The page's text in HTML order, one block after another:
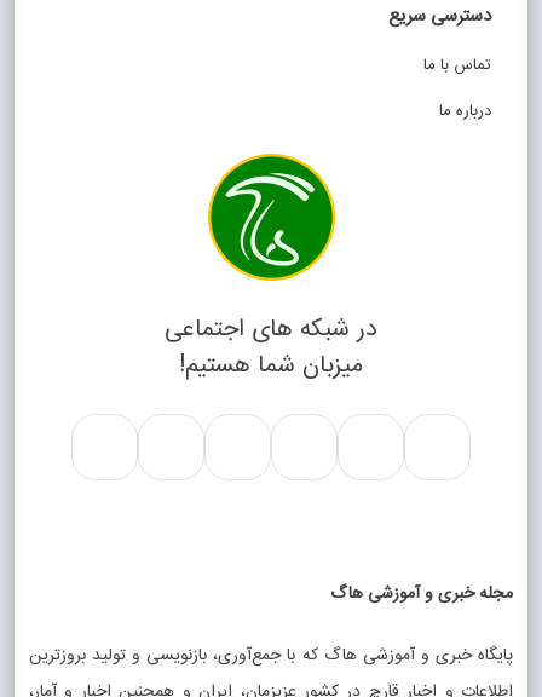
دسترسی سریع
تماس با ما
درباره ما
در شبکه های اجتماعی
میزبان شما هستیم!
مجله خبری و آموزشی هاگ
پایگاه خبری و آموزشی هاگ که با جمع‌آوری، بازنویسی و تولید بروزترین